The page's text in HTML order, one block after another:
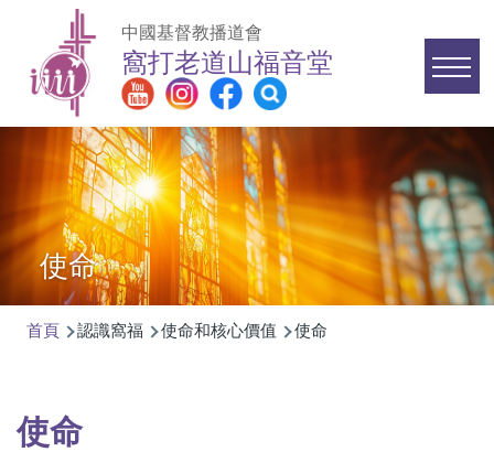
移至主內容
中國基督教播道會
窩打老道山福音堂
Main
navigation
使命
連
首頁 認識窩福 使命和核心價值 使命
使命